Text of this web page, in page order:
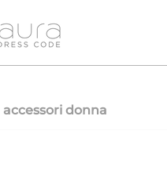
A 500€
accessori donna